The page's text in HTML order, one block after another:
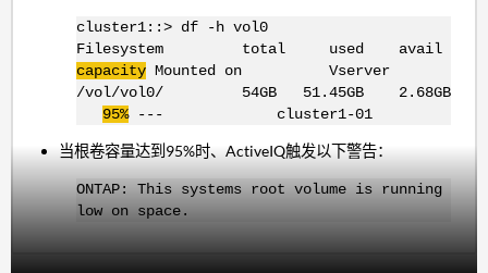
cluster1::> df -h vol0
Filesystem total used avail
capacityMounted on Vserver
/vol/vol0/ 54GB 51.45GB 2.68GB
95%--- cluster1-01
当根卷容量达到95%时、ActiveIQ触发以下警告：
ONTAP: This systems root volume is running
low on space.